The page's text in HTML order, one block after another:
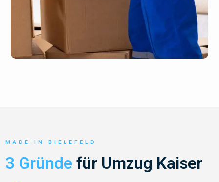
MADE IN BIELEFELD
3 Gründe für Umzug Kaiser